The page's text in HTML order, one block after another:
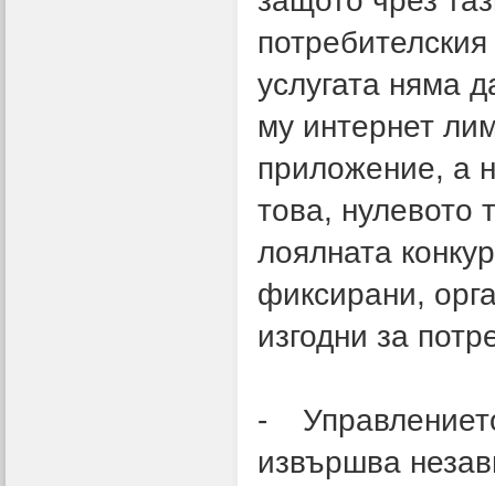
услугата няма
му интернет
приложение, а
това, нулевото
лоялната
фиксирани,
изгодни за
-
извършва